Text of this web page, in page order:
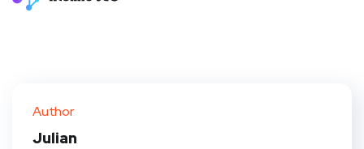
Author
Julian